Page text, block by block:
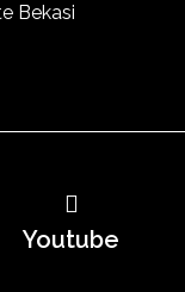
Bekasi
Youtube